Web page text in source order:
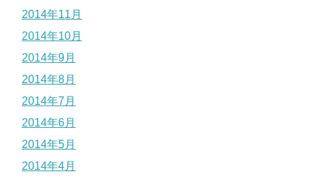
2014年11月
2014年10月
2014年9月
2014年8月
2014年7月
2014年6月
2014年5月
2014年4月